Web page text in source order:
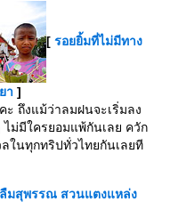
[ รอยยิ้มที่ไม่มีทาง
า ]
ถึงแม้ว่าลมฝนจะเริ่มลง
ม่มีใครยอมแพ้กันเลย ควัก
ในทุกทริปทั่วไทยกันเลยที
มสุพรรณ สวนแตงแหล่ง